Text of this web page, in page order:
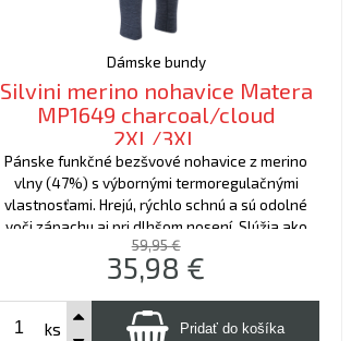
Dámske bundy
Silvini merino nohavice Matera
MP1649 charcoal/cloud
2XL/3XL
Pánske funkčné bezšvové nohavice z merino
vlny (47%) s výbornými termoregulačnými
vlastnosťami. Hrejú, rýchlo schnú a sú odolné
voči zápachu aj pri dlhšom nosení. Slúžia ako
prvá vrstva.
59,95 €
35,98 €
ks